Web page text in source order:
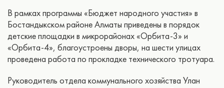
В рамках программы «Бюджет народного участия» в
Бостандыкском районе Алматы приведены в порядок
детские площадки в микрорайонах «Орбита-3» и
«Орбита-4», благоустроены дворы, на шести улицах
проведена работа по прокладке технического тротуара.
Руководитель отдела коммунального хозяйства Улан